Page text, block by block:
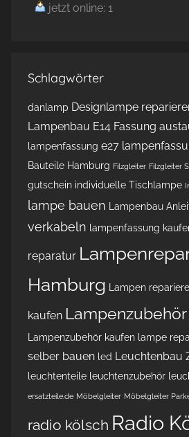
jetzt online: 1
Schlagwörter
danlamp Designlampe
Lampenbau E14 Fassung
lampenfassung e27
Bauteile Hamburg Filzgleiter Filzgleiter
gutschein individuelle Tischlampe
lampe bauen Lampenbau
verkabeln lampenfassung
reparatur
Hamburg Lampen
kaufen
Lampenzubehör kaufen lampe
selber bauen led Leuchtenbau
leuchtenteile leuchtenzubehör
ersatzteile.de Möbelgleiter Möbelgleiter
radio kölsch Radio